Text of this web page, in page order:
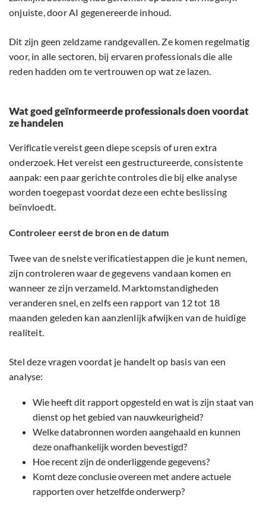
onjuiste, door AI gegenereerde inhoud.
Dit zijn geen zeldzame randgevallen. Ze komen regelmatig
voor, in alle sectoren, bij ervaren professionals die alle
reden hadden om te vertrouwen op wat ze lazen.
Wat goed geïnformeerde professionals doen voordat
ze handelen
Verificatie vereist geen diepe scepsis of uren extra
onderzoek. Het vereist een gestructureerde, consistente
aanpak: een paar gerichte controles die bij elke analyse
worden toegepast voordat deze een echte beslissing
beïnvloedt.
Controleer eerst de bron en de datum
Twee van de snelste verificatiestappen die je kunt nemen,
zijn controleren waar de gegevens vandaan komen en
wanneer ze zijn verzameld. Marktomstandigheden
veranderen snel, en zelfs een rapport van 12 tot 18
maanden geleden kan aanzienlijk afwijken van de huidige
realiteit.
Stel deze vragen voordat je handelt op basis van een
analyse:
Wie heeft dit rapport opgesteld en wat is zijn staat van
dienst op het gebied van nauwkeurigheid?
Welke databronnen worden aangehaald en kunnen
deze onafhankelijk worden bevestigd?
Hoe recent zijn de onderliggende gegevens?
Komt deze conclusie overeen met andere actuele
rapporten over hetzelfde onderwerp?